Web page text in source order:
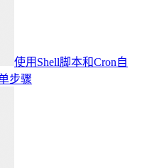
使用Shell脚本和Cron自
步骤